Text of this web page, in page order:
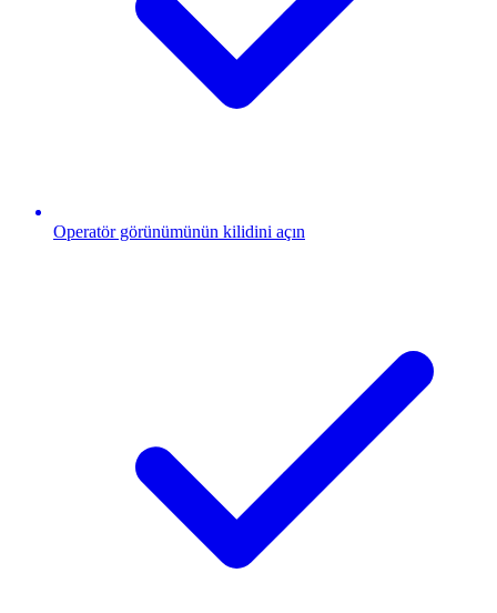
Operatör görünümünün kilidini açın